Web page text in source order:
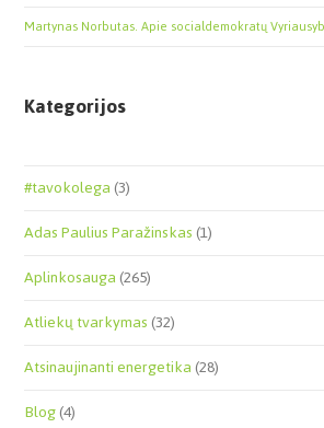
Martynas Norbutas. Apie socialdemokratų
Kategorijos
#tavokolega(3)
Adas Paulius Paražinskas(1)
Aplinkosauga(265)
Atliekų tvarkymas(32)
Atsinaujinanti energetika(28)
Blog(4)